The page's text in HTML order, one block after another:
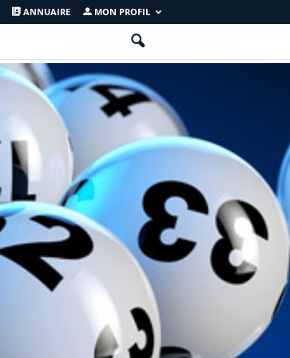
ANNUAIRE MON PROFIL